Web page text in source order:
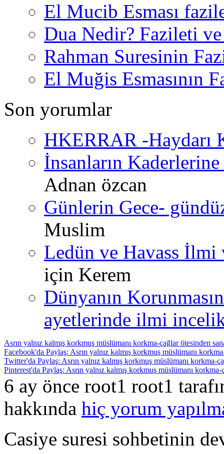
El Mucib Esması
Dua Nedir? Fazileti
Rahman Suresinin
El Muğis Esmasının
Son yorumlar
HKERRAR -Haydarı
İnsanların
Adnan özcan
Günlerin Gece-
Muslim
Ledün ve Havass İlmi
için Kerem
Dünyanın
ayetlerinde ilmi
Asrın yalnız kalmış korkmuş müslümanı korkma-çağlar ötesinden
Facebook'da Paylaş: Asrın yalnız kalmış korkmuş müslümanı
Twitter'da Paylaş: Asrın yalnız kalmış korkmuş müslümanı korkma-
Pinterest'da Paylaş: Asrın yalnız kalmış korkmuş müslümanı
6 ay önce root1 root1
hakkında hiç yorum
Casiye suresi sohbetinin